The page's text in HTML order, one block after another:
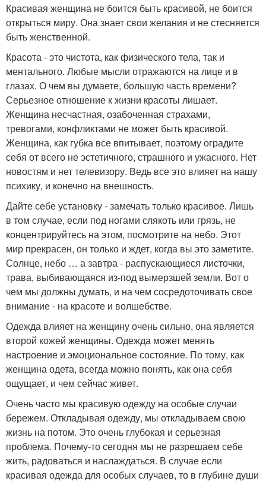
Красивая женщина не боится быть красивой, не боится
открыться миру. Она знает свои желания и не стесняется
быть женственной.
Красота - это чистота, как физического тела, так и
ментального. Любые мысли отражаются на лице и в
глазах. О чем вы думаете, большую часть времени?
Серьезное отношение к жизни красоты лишает.
Женщина несчастная, озабоченная страхами,
тревогами, конфликтами не может быть красивой.
Женщина, как губка все впитывает, поэтому оградите
себя от всего не эстетичного, страшного и ужасного. Нет
новостям и нет телевизору. Ведь все это влияет на нашу
психику, и конечно на внешность.
Дайте себе установку - замечать только красивое. Лишь
в том случае, если под ногами слякоть или грязь, не
концентрируйтесь на этом, посмотрите на небо. Этот
мир прекрасен, он только и ждет, когда вы это заметите.
Солнце, небо … а завтра - распускающиеся листочки,
трава, выбивающаяся из-под вымерзшей земли. Вот о
чем мы должны думать, и на чем сосредоточивать свое
внимание - на красоте и волшебстве.
Одежда влияет на женщину очень сильно, она является
второй кожей женщины. Одежда может менять
настроение и эмоциональное состояние. По тому, как
женщина одета, всегда можно понять, как она себя
ощущает, и чем сейчас живет.
Очень часто мы красивую одежду на особые случаи
бережем. Откладывая одежду, мы откладываем свою
жизнь на потом. Это очень глубокая и серьезная
проблема. Почему-то сегодня мы не разрешаем себе
жить, радоваться и наслаждаться. В случае если
красивая одежда для особых случаев, то в глубине души